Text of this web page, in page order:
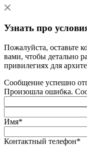
Узнать про
Пожалуйста, оставьте
вами, чтобы детально
привилегиях для
Сообщение успешно
Произошла ошибка.
Имя*
Контактный телефон*